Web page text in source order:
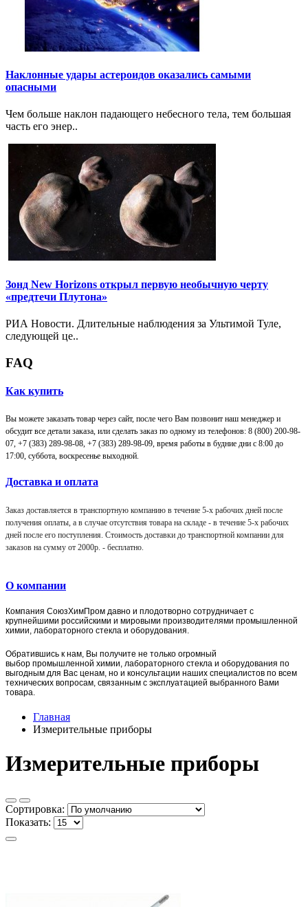
Наклонные удары астероидов оказались самыми
опасными
Чем больше наклон падающего небесного тела, тем большая
часть его энер..
Зонд New Horizons открыл первую необычную черту
«предтечи Плутона»
РИА Новости. Длительные наблюдения за Ультимой Туле,
следующей це..
FAQ
Как купить
Вы можете заказать товар через сайт, после чего Вам позвонит наш менеджер и
обсудит все детали заказа, или сделать заказ по одному из телефонов: 8 (800) 200-98-
07, +7 (383) 289-98-08, +7 (383) 289-98-09, время работы в будние дни с 8:00 до
17:00, суббота, воскресенье выходной.
Доставка и оплата
Заказ доставляется в транспортную компанию в течение 5-х рабочих дней после
получения оплаты, а в случае отсутствия товара на складе - в течение 5-х рабочих
дней после его поступления. Стоимость доставки до транспортной компании для
заказов на сумму от 2000р. - бесплатно
О компании
Компания СоюзХимПром давно и плодотворно сотрудничает с
крупнейшими российскими и мировыми производителями промышленной
химии, лабораторного стекла и оборудования.
Обратившись к нам, Вы получите не только огромный
выбор промышленной химии, лабораторного стекла и оборудования по
выгодным для Вас ценам, но и консультации наших специалистов по всем
технических вопросам, связанным с эксплуатацией выбранного Вами
товара.
Главная
Измерительные приборы
Измерительные приборы
Сортировка:
Показать: